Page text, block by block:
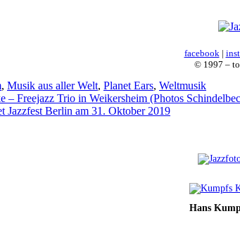
facebook |
© 1997 –
, Musik aus aller Welt, Planet Ears, Weltmusik
Freejazz Trio in Weikersheim (Photos
Jazzfest Berlin am 31. Oktober 2019
Hans